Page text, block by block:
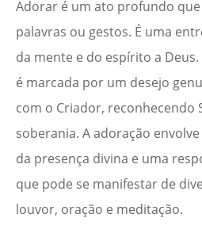
Adorar é um ato profundo
palavras ou gestos. É uma
da mente e do espírito a
é marcada por um desejo
com o Criador, reconhecendo
soberania. A adoração
da presença divina e uma
que pode se manifestar de
louvor, oração e meditação.